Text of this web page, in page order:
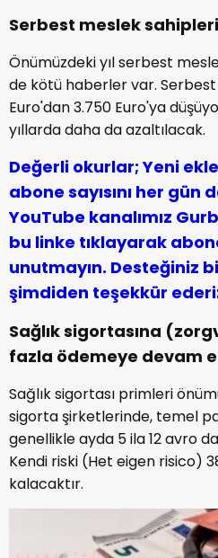
Serbest meslek
Önümüzdeki yıl serbest
de kötü haberler var.
Euro'dan 3.750 Euro'ya
yıllarda daha da azaltılacak.
Değerli okurlar; Yeni
abone sayısını her gün
YouTube kanalımız
bu linke tıklayarak
unutmayın. Desteğiniz
şimdiden teşekkür
Sağlık sigortasına
fazla ödemeye devam
Sağlık sigortası primleri
sigorta şirketlerinde, temel
genellikle ayda 5 ila 12 avro
Kendi riski (Het eigen risico)
kalacaktır.